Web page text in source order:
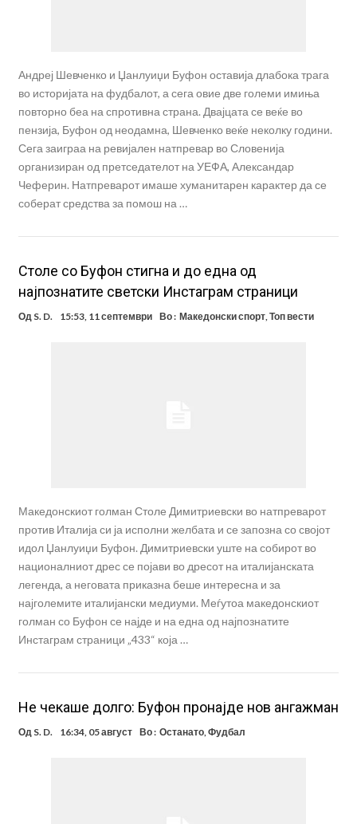
Андреј Шевченко и Џанлуиџи Буфон оставија длабока трага
во историјата на фудбалот, а сега овие две големи имиња
повторно беа на спротивна страна. Двајцата се веќе во
пензија, Буфон од неодамна, Шевченко веќе неколку години.
Сега заиграа на ревијален натпревар во Словенија
организиран од претседателот на УЕФА, Александар
Чеферин. Натпреварот имаше хуманитарен карактер да се
соберат средства за помош на …
Столе со Буфон стигна и до една од
најпознатите светски Инстаграм страници
Од S. D. 15:53, 11 септември Во : Македонски спорт, Топ вести
Македонскиот голман Столе Димитриевски во натпреварот
против Италија си ја исполни желбата и се запозна со својот
идол Џанлуиџи Буфон. Димитриевски уште на собирот во
националниот дрес се појави во дресот на италијанската
легенда, а неговата приказна беше интересна и за
најголемите италијански медиуми. Меѓутоа македонскиот
голман со Буфон се најде и на една од најпознатите
Инстаграм страници „433“ која …
Не чекаше долго: Буфон пронајде нов ангажман
Од S. D. 16:34, 05 август Во : Останато,Фудбал